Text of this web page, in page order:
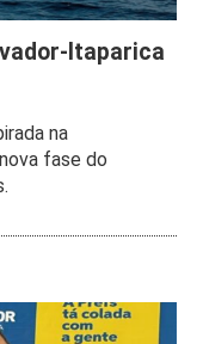
Itaparica
na
fase do